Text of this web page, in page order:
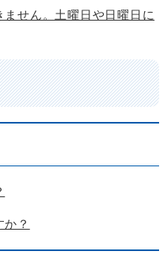
せん。土曜日や日曜日に
？